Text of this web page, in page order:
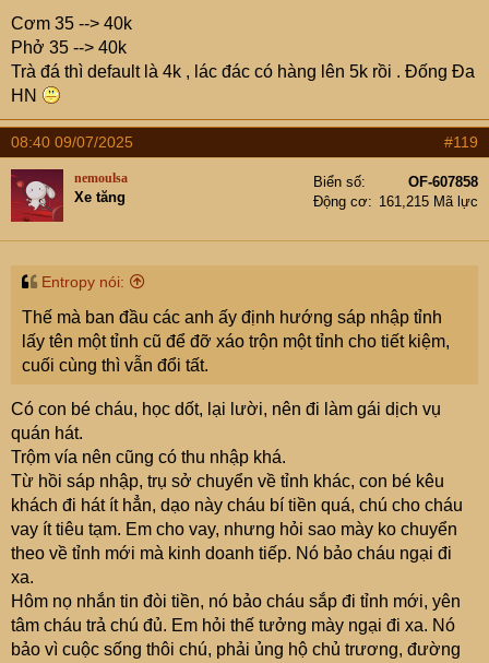
theo, gần như TT hành chính đặt đâu là TT dịch vụ cũng
ở đó, gia đình họ xuống đó, nào là dịch vụ chỗ ở tăng,
con cái đi học.Rồi ăn uống vui chơi cái gì cũng kéo theo.
Giờ chỗ em vắng quán xá ế ẩm hơn, trước đó cũng đã ế
giờ còn thảm hơn. Dòng tiền ko còn chảy đều nữa,chưa
kể chỗ em xưa giờ ko có điều kiện thuận lợi để phát triển
cho lắm.
Dù sao cũng mong tương lai phát triển hơn, đời mình
xem như đã quá bán mong đời con cái còn về nơi sinh ra
Cơm 35 --> 40k
Phở 35 --> 40k
Trà đá thì default là 4k , lác đác có hàng lên 5k rồi . Đống Đa
HN
08:40 09/07/2025 #119
nemoulsa
Xe tăng
Biển số
OF-607858
Động cơ
161,215 Mã lực
Entropy nói:
Thế mà ban đầu các anh ấy định hướng sáp nhập tỉnh
lấy tên một tỉnh cũ để đỡ xáo trộn một tỉnh cho tiết kiệm,
cuối cùng thì vẫn đổi tất.
Có con bé cháu, học dốt, lại lười, nên đi làm gái dịch vụ
quán hát.
Trộm vía nên cũng có thu nhập khá.
Từ hồi sáp nhập, trụ sở chuyển về tỉnh khác, con bé kêu
khách đi hát ít hẳn, dạo này cháu bí tiền quá, chú cho cháu
vay ít tiêu tạm. Em cho vay, nhưng hỏi sao mày ko chuyển
theo về tỉnh mới mà kinh doanh tiếp. Nó bảo cháu ngại đi
xa.
Hôm nọ nhắn tin đòi tiền, nó bảo cháu sắp đi tỉnh mới, yên
tâm cháu trả chú đủ. Em hỏi thế tưởng mày ngại đi xa. Nó
bảo vì cuộc sống thôi chú, phải ủng hộ chủ trương, đường